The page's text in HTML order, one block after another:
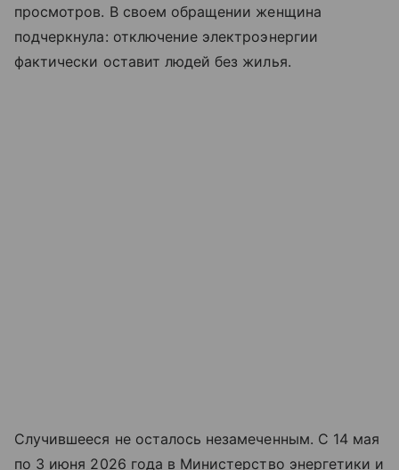
просмотров. В своем обращении женщина
подчеркнула: отключение электроэнергии
фактически оставит людей без жилья.
Случившееся не осталось незамеченным. С 14 мая
по 3 июня 2026 года в Министерство энергетики и